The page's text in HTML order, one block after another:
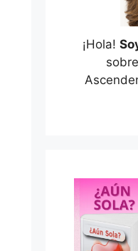
¡Hola!